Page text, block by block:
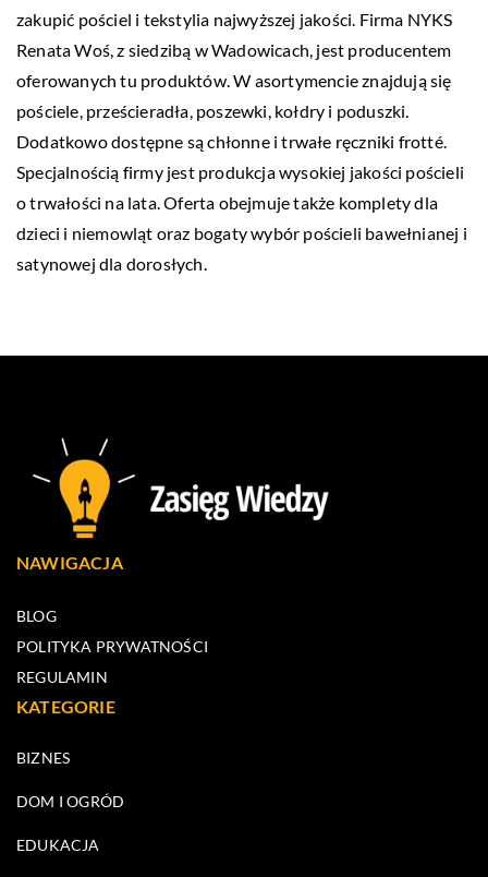
zakupić pościel i tekstylia najwyższej jakości. Firma NYKS
Renata Woś, z siedzibą w Wadowicach, jest producentem
oferowanych tu produktów. W asortymencie znajdują się
pościele, prześcieradła, poszewki, kołdry i poduszki.
Dodatkowo dostępne są chłonne i trwałe ręczniki frotté.
Specjalnością firmy jest produkcja wysokiej jakości pościeli
o trwałości na lata. Oferta obejmuje także komplety dla
dzieci i niemowląt oraz bogaty wybór pościeli bawełnianej i
satynowej dla dorosłych.
NAWIGACJA
BLOG
POLITYKA PRYWATNOŚCI
REGULAMIN
KATEGORIE
BIZNES
DOM I OGRÓD
EDUKACJA